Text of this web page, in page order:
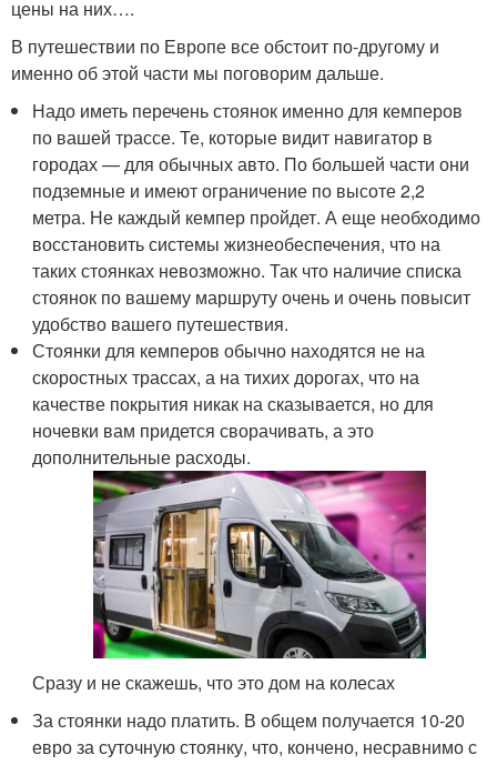
цены на них….
В путешествии по Европе все обстоит по-другому и
именно об этой части мы поговорим дальше.
Надо иметь перечень стоянок именно для кемперов
по вашей трассе. Те, которые видит навигатор в
городах — для обычных авто. По большей части они
подземные и имеют ограничение по высоте 2,2
метра. Не каждый кемпер пройдет. А еще необходимо
восстановить системы жизнеобеспечения, что на
таких стоянках невозможно. Так что наличие списка
стоянок по вашему маршруту очень и очень повысит
удобство вашего путешествия.
Стоянки для кемперов обычно находятся не на
скоростных трассах, а на тихих дорогах, что на
качестве покрытия никак на сказывается, но для
ночевки вам придется сворачивать, а это
дополнительные расходы.
Сразу и не скажешь, что это дом на колесах
За стоянки надо платить. В общем получается 10-20
евро за суточную стоянку, что, кончено, несравнимо с